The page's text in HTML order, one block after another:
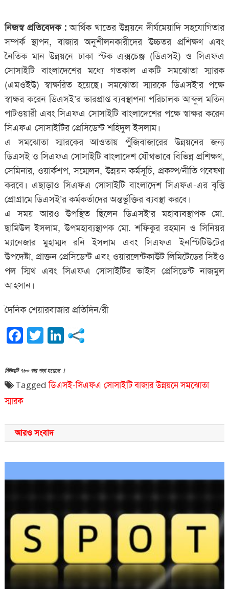
নিজস্ব প্রতিবেদক :আর্থিক খাতের উন্নয়নে দীর্ঘমেয়াদি সহযোগিতার
সম্পর্ক স্থাপন, বাজার অনুশীলনকারীদের উচ্চতর প্রশিক্ষণ এবং
নৈতিক মান উন্নয়নে ঢাকা স্টক এক্সচেঞ্জ (ডিএসই) ও সিএফএ
সোসাইটি বাংলাদেশের মধ্যে গতকাল একটি সমঝোতা স্মারক
(এমওইউ) স্বাক্ষরিত হয়েছে। সমঝোতা স্মারকে ডিএসই’র পক্ষে
স্বাক্ষর করেন ডিএসই’র ভারপ্রাপ্ত ব্যবস্থাপনা পরিচালক আব্দুল মতিন
পাটওয়ারী এবং সিএফএ সোসাইটি বাংলাদেশের পক্ষে স্বাক্ষর করেন
সিএফএ সোসাইটির প্রেসিডেন্ট শহিদুল ইসলাম।
এ সমঝোতা স্মারকের আওতায় পুঁজিবাজারের উন্নয়নের জন্য
ডিএসই ও সিএফএ সোসাইটি বাংলাদেশ যৌথভাবে বিভিন্ন প্রশিক্ষণ,
সেমিনার, ওয়ার্কশপ, সম্মেলন, উন্নয়ন কর্মসূচি, প্রকল্প/নীতি গবেষণা
করবে। এছাড়াও সিএফএ সোসাইটি বাংলাদেশ সিএফএ-এর বৃত্তি
প্রোগ্রামে ডিএসই’র কর্মকর্তাদের অন্তর্ভুক্তির ব্যবস্থা করবে।
এ সময় আরও উপস্থিত ছিলেন ডিএসই’র মহাব্যবস্থাপক মো.
ছামিউল ইসলাম, উপমহাব্যস্থাপক মো. শফিকুর রহমান ও সিনিয়র
ম্যানেজার মুহাম্মদ রনি ইসলাম এবং সিএফএ ইনস্টিটিউটের
উপদেষ্টা, প্রাক্তন প্রেসিডেন্ট এবং ওয়ারলেন্টকাউট লিমিটেডের সিইও
পল স্মিথ এবং সিএফএ সোসাইটির ভাইস প্রেসিডেন্ট নাজমুল
আহসান।
দৈনিক শেয়ারবাজার প্রতিদিন/রী
Facebook
TwitterLinkedIn
নিউজটি ৭৮০ বার পড়া হয়েছে ।
Taggedডিএসই-সিএফএ সোসাইটিবাজার উন্নয়নেসমঝোতা
স্মারক
আরও সংবাদ